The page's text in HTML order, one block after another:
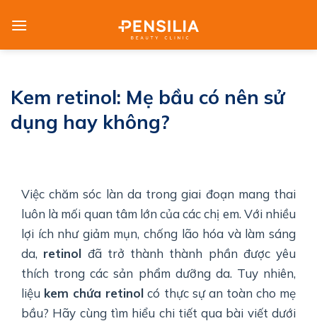
Kem retinol: Mẹ bầu có nên sử
dụng hay không?
Việc chăm sóc làn da trong giai đoạn mang thai
luôn là mối quan tâm lớn của các chị em. Với nhiều
lợi ích như giảm mụn, chống lão hóa và làm sáng
da, retinol đã trở thành thành phần được yêu
thích trong các sản phẩm dưỡng da. Tuy nhiên,
liệu kem chứa retinol có thực sự an toàn cho mẹ
bầu? Hãy cùng tìm hiểu chi tiết qua bài viết dưới